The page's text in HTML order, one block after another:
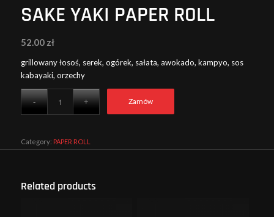
SAKE YAKI PAPER ROLL
52.00 zł
grillowany łosoś, serek, ogórek, sałata, awokado, kampyo, sos
kabayaki, orzechy
Zamów
Category: PAPER ROLL
Related products